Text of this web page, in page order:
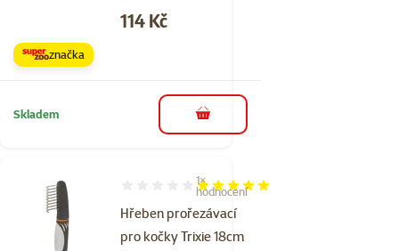
Cena
114 Kč
značka
Skladem do košíku
Hřeben prořezávací
pro kočky Trixie 18cm
Hodnocení 100%, počet hodnocení: 1
1×
hodnocení